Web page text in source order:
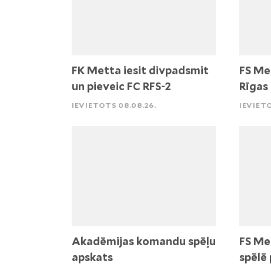
FK Metta iesit divpadsmit
un pieveic FC RFS-2
IEVIETOTS 08.08.26.
FS
Rīgas
Akadēmijas komandu spēļu
apskats
FS
spēlē